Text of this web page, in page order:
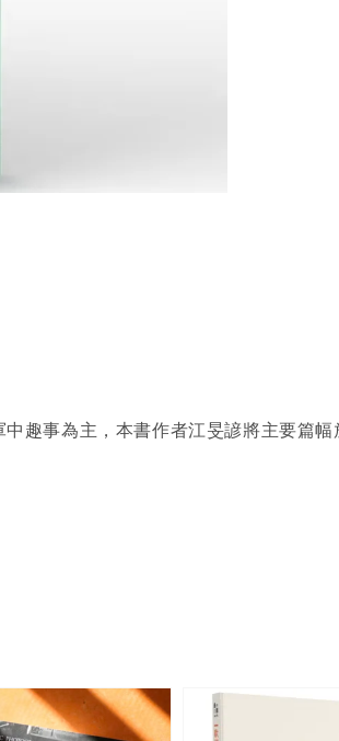
趣事為主，本書作者江旻諺將主要篇